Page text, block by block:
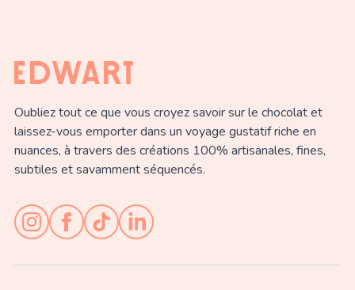
Oubliez tout ce que vous croyez savoir sur le chocolat et
laissez-vous emporter dans un voyage gustatif riche en
nuances, à travers des créations 100% artisanales, fines,
subtiles et savamment séquencés.